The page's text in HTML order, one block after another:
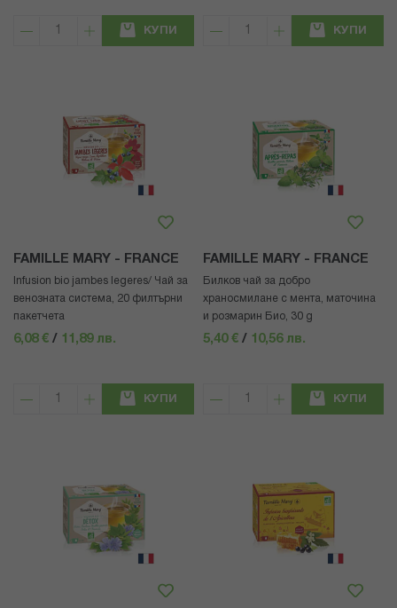
КУПИ КУПИ
FAMILLE MARY - FRANCE
Infusion bio jambes legeres/ Чай за
венозната система, 20 филтърни
пакетчета
6,08 € / 11,89 лв.
КУПИ
FAMILLE MARY - FRANCE
Билков чай за добро
храносмилане с мента, маточина
и розмарин Био, 30 g
5,40 € / 10,56 лв.
КУПИ